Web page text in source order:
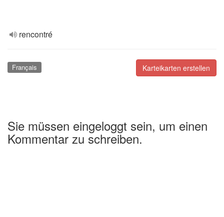
rencontré
Karteikarten erstellen
Français
Sie müssen eingeloggt sein, um einen
Kommentar zu schreiben.